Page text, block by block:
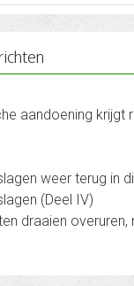
aandoening krijgt
weer terug in
(Deel IV)
draaien